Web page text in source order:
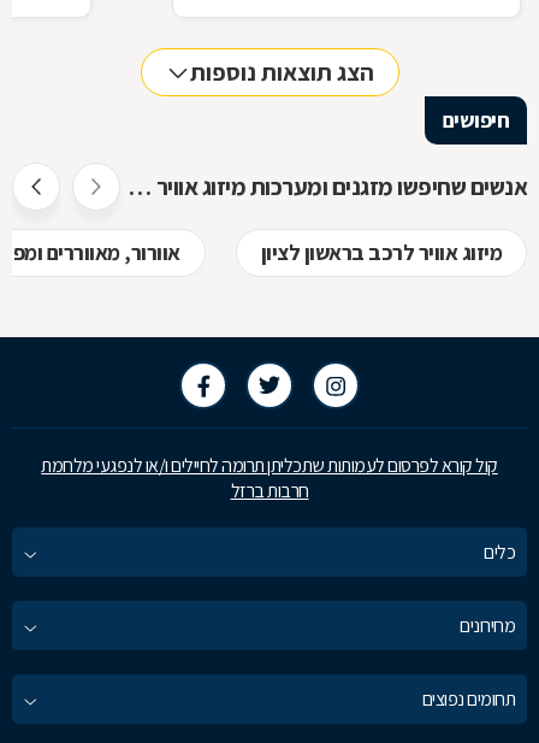
הצג תוצאות נוספות
חיפושים
אנשים שחיפשו מזגנים ומערכות מיזוג אוויר חיפשו גם
מיזוג אוויר לרכב בראשון לציון אוורור, מאווררים
קול קורא לפרסום לעמותות שתכליתן תרומה לחיילים ו/או לנפגעי מלחמת
חרבות ברזל
כלים
מחירונים
תחומים נפוצים